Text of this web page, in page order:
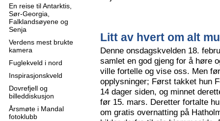
En reise til Antarktis,
Sør-Georgia,
Falklandsøyene og
Senja
Verdens mest brukte
kamera
Fuglekveld i nord
Inspirasjonskveld
Dovrefjell og
billeddiskusjon
Årsmøte i Mandal
fotoklubb
Litt av hvert om alt
Denne onsdagskvelden 18.
samlet en god gjeng for å høre
ville fortelle og vise oss. Men
opplysninger; Først takket hun
14 dager siden, og minnet
før 15. mars. Deretter fortalte
om gratis overnatting på